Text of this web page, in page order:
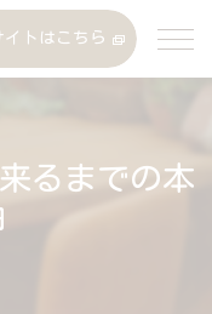
イトはこちら
るまでの本